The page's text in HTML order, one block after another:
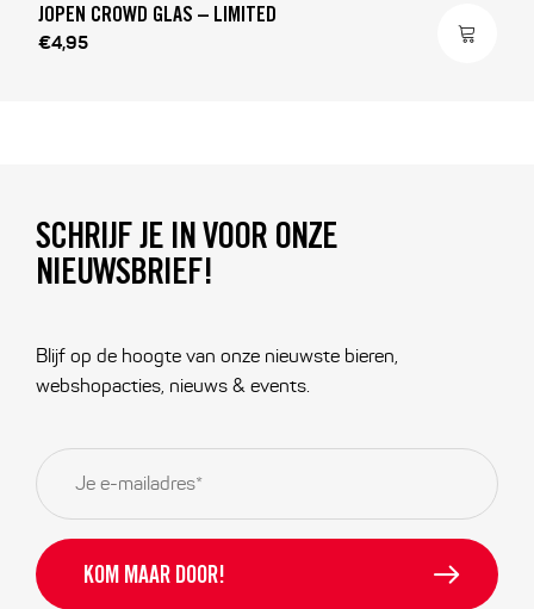
JOPEN CROWD GLAS – LIMITED
€4,95
SCHRIJF JE IN VOOR ONZE
NIEUWSBRIEF!
Blijf op de hoogte van onze nieuwste bieren,
webshopacties, nieuws & events.
E-
mailadres *